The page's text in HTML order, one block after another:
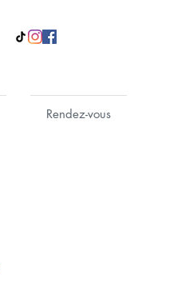
Rendez-vous